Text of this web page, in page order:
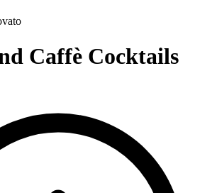
Caffè Cocktails